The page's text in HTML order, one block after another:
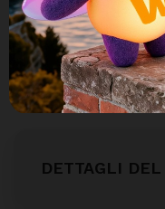
DETTAGLI DEL